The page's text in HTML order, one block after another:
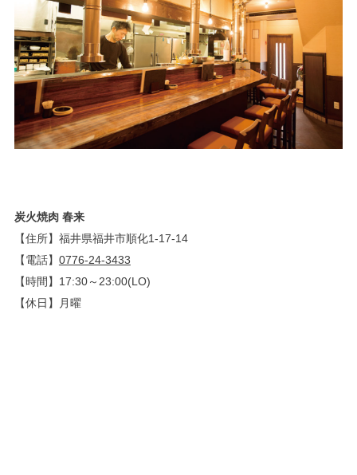
炭火焼肉 春来
【住所】福井県福井市順化1-17-14
【電話】 0776-24-3433
【時間】17:30～23:00(LO)
【休日】月曜